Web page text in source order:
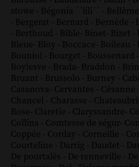
stowe - Bégonia ´´lili´´ - Bellême
- Bergerat - Bernard - Bernède -
- Berthoud - Bible- Binet- Bizet -
Bleue- Bloy - Boccace- Boileau -
Bouniol - Bourget - Boussenard -
Boylesve - Brada- Braddon -
Bruant - Brussolo - Burney -
Casanova- Cervantes - Césanne -
Chancel - Charasse -
Rose- Claretie - Claryssandre-
Collins - Comtesse de ségur-
Coppée - Corday - Corneille -
Courteline - Darrig - Daudet -
De pourtalès - De renneville -